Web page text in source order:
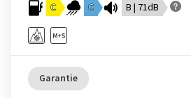
C C B | 71dB
Garantie